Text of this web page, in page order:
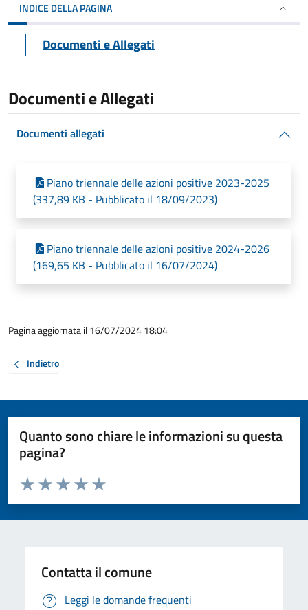
INDICE DELLA PAGINA
Documenti e Allegati
Documenti e Allegati
Documenti allegati
Piano triennale delle azioni positive 2023-2025
(337,89 KB - Pubblicato il 18/09/2023)
Piano triennale delle azioni positive 2024-2026
(169,65 KB - Pubblicato il 16/07/2024)
Pagina aggiornata il 16/07/2024 18:04
Indietro
Quanto sono chiare le informazioni su questa
pagina?
Valuta da 1 a 5 stelle la pagina
Valuta 5 stelle su 5
Valuta 4 stelle su 5
Valuta 3 stelle su 5
Valuta 2 stelle su 5
Valuta 1 stelle su 5
Contatta il comune
Leggi le domande frequenti